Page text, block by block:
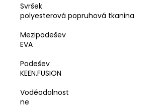
Svršek
polyesterová popruhová tkanina
Mezipodešev
EVA
Podešev
KEEN.FUSION
Voděodolnost
ne